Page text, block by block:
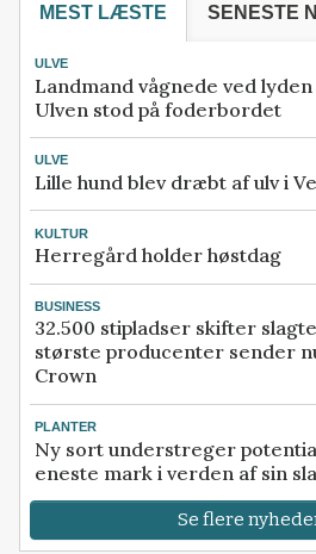
MEST LÆSTE SENESTE
ULVE
Landmand vågnede ved
Ulven stod på foderbordet
ULVE
Lille hund blev dræbt af ulv i
KULTUR
Herregård holder høstdag
BUSINESS
32.500 stipladser skifter
største producenter sender
Crown
PLANTER
Ny sort understreger
eneste mark i verden af sin
Se flere